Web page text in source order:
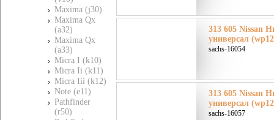
Maxima (j30)
Maxima Qx
(a32)
Maxima Qx
(a33)
Micra I (k10)
Micra Ii (k11)
Micra Iii (k12)
Note (e11)
Pathfinder
(r50)
313 605 Nissan
универсал
sachs-16054
313 605 Nissan
универсал
sachs-16057